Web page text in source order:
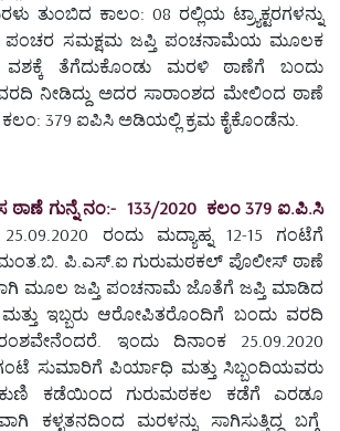
ತುಂಬಿದ ಕಾಲಂ: 08 ರಲ್ಲಿಯ ಟ್ರ್ಯಾಕ್ಟರಗಳನ್ನು
ಪಂಚರ ಸಮಕ್ಷಮ ಜಪ್ತಿ ಪಂಚನಾಮೆಯ ಮೂಲಕ
ವಶಕ್ಕೆ ತೆಗೆದುಕೊಂಡು ಮರಳಿ ಠಾಣೆಗೆ ಬಂದು
ನೀಡಿದ್ದು ಅದರ ಸಾರಾಂಶದ ಮೇಲಿಂದ ಠಾಣೆ
ಕಲಂ: 379 ಐಪಿಸಿ ಅಡಿಯಲ್ಲಿ ಕ್ರಮ ಕೈಕೊಂಡೆನು.
ಗುನ್ನೆ ನಂ:- 133/2020 ಕಲಂ 379 ಐ.ಪಿ.ಸಿ
ರಂದು ಮದ್ಯಾಹ್ನ 12-15 ಗಂಟೆಗೆ
ಪಿ.ಎಸ್.ಐ ಗುರುಮಠಕಲ್ ಪೊಲೀಸ್ ಠಾಣೆ
ಮೂಲ ಜಪ್ತಿ ಪಂಚನಾಮೆ ಜೊತೆಗೆ ಜಪ್ತಿ ಮಾಡಿದ
ಮತ್ತು ಇಬ್ಬರು ಆರೋಪಿತರೊಂದಿಗೆ ಬಂದು ವರದಿ
ಇಂದು ದಿನಾಂಕ 25.09.2020
ಸುಮಾರಿಗೆ ಪಿರ್ಯಾಧಿ ಮತ್ತು ಸಿಬ್ಬಂದಿಯವರು
ಕಡೆಯಿಂದ ಗುರುಮಠಕಲ ಕಡೆಗೆ ಎರಡೂ
ಕಳ್ಳತನದಿಂದ ಮರಳನ್ನು ಸಾಗಿಸುತ್ತಿದ್ದ ಬಗ್ಗೆ